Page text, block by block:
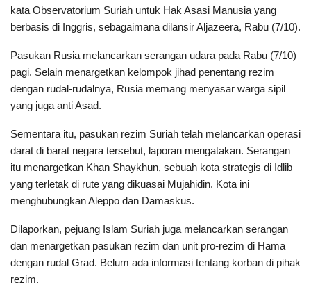
kata Observatorium Suriah untuk Hak Asasi Manusia yang
berbasis di Inggris, sebagaimana dilansir Aljazeera, Rabu (7/10).
Pasukan Rusia melancarkan serangan udara pada Rabu (7/10)
pagi. Selain menargetkan kelompok jihad penentang rezim
dengan rudal-rudalnya, Rusia memang menyasar warga sipil
yang juga anti Asad.
Sementara itu, pasukan rezim Suriah telah melancarkan operasi
darat di barat negara tersebut, laporan mengatakan. Serangan
itu menargetkan Khan Shaykhun, sebuah kota strategis di Idlib
yang terletak di rute yang dikuasai Mujahidin. Kota ini
menghubungkan Aleppo dan Damaskus.
Dilaporkan, pejuang Islam Suriah juga melancarkan serangan
dan menargetkan pasukan rezim dan unit pro-rezim di Hama
dengan rudal Grad. Belum ada informasi tentang korban di pihak
rezim.